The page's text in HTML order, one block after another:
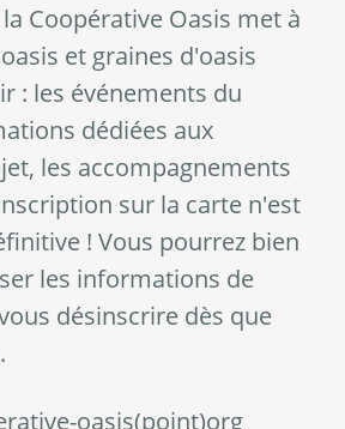
Coopérative Oasis met à
et graines d'oasis
: les événements du
dédiées aux
les accompagnements
sur la carte n'est
! Vous pourrez bien
les informations de
désinscrire dès que
oasis(point)org